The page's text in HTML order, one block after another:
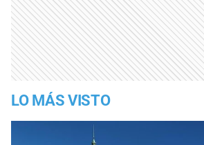
LO MÁS VISTO